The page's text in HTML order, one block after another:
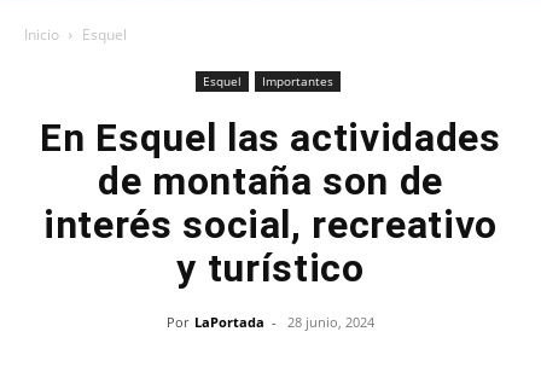
Inicio Esquel
Esquel Importantes
En Esquel las actividades
de montaña son de
interés social, recreativo
y turístico
Por LaPortada - 28 junio, 2024